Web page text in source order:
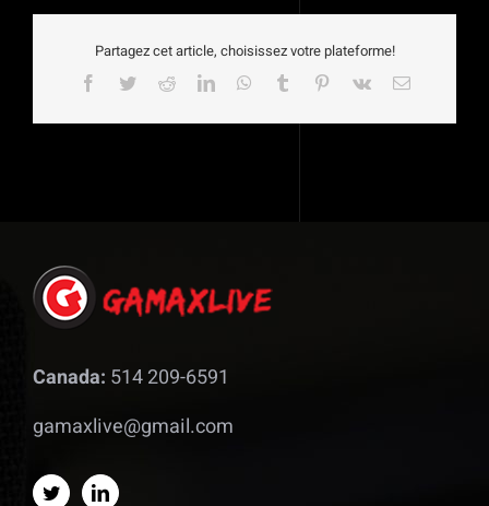
Partagez cet article, choisissez votre plateforme!
Facebook
TwitterRedditLinkedInWhatsApp
Tumblr Pinterest
Vk Email
Canada: 514 209-6591
gamaxlive@gmail.com